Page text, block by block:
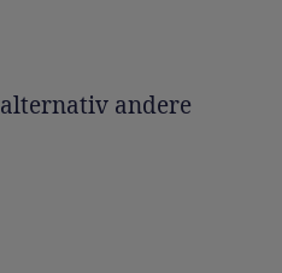
andere